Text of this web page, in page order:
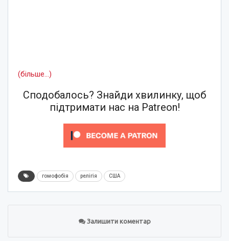
(більше…)
Сподобалось? Знайди хвилинку, щоб
підтримати нас на Patreon!
гомофобія релігія США
Залишити коментар